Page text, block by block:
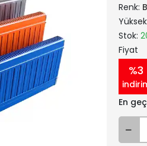
Renk:
Stok:
Fiyat
%3
En